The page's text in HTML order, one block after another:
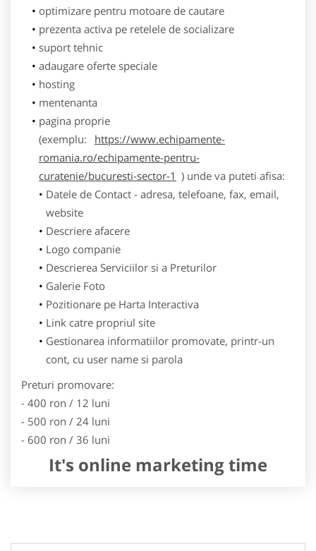
optimizare pentru motoare de cautare
prezenta activa pe retelele de socializare
suport tehnic
adaugare oferte speciale
hosting
mentenanta
pagina proprie
(exemplu:
https://www.echipamente-
romania.ro/echipamente-pentru-
curatenie/bucuresti-sector-1 ) unde va puteti afisa:
Datele de Contact - adresa, telefoane, fax, email,
website
Descriere afacere
Logo companie
Descrierea Serviciilor si a Preturilor
Galerie Foto
Pozitionare pe Harta Interactiva
Link catre propriul site
Gestionarea informatiilor promovate, printr-un
cont, cu user name si parola
Preturi promovare:
- 400 ron / 12 luni
- 500 ron / 24 luni
- 600 ron / 36 luni
It's online marketing time